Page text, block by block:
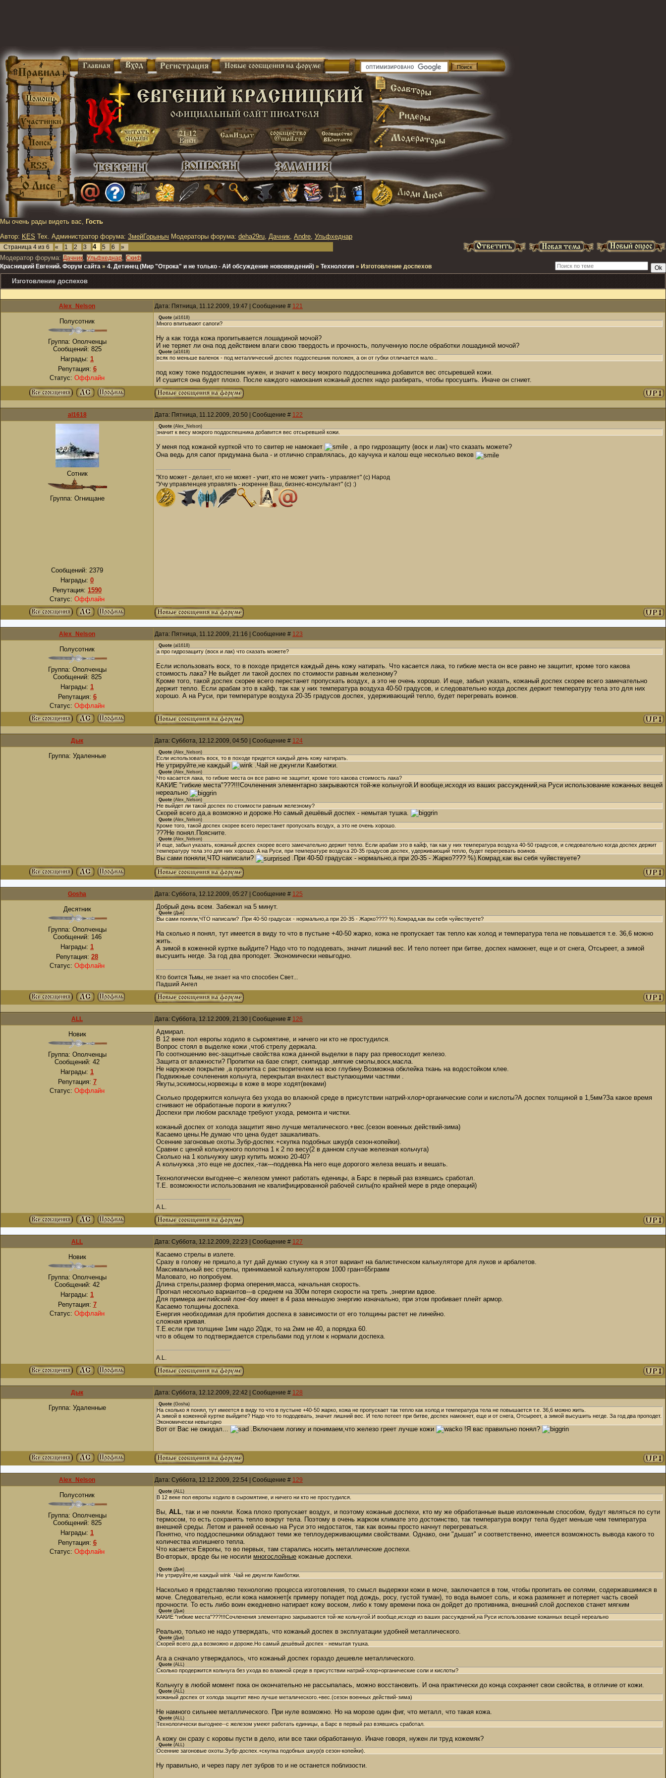
Мы очень рады видеть вас, Гость
Автор: KES Тех. Администратор форума: ЗмейГорыныч Модераторы форума: deha29ru, Дачник, Andre, Ульфхеднар
Страница 4 из 6 « 1 2 3 4 5 6 »
Модератор форума: Дачник, Ульфхеднар, Скиф
Красницкий Евгений. Форум сайта » 4. Детинец (Мир "Отрока" и не только - АИ обсуждение нововведений) » Технология » Изготовление доспехов
Изготовление доспехов
Alex_Nelson Дата: Пятница, 11.12.2009, 19:47 | Сообщение # 121
Полусотник
Группа: Ополченцы
Сообщений: 825
Награды: 1
Репутация: 6
Статус: Оффлайн
Quote (al1618)
Много впитывают сапоги?
Ну а как тогда кожа пропитывается лошадиной мочой?
И не теряет ли она под действием влаги свою твердость и прочность, полученную после обработки лошадиной мочой?
Quote (al1618)
всяк по меньше валенок - под металлический доспех поддоспешник положен, а он от губки отличается мало...
под кожу тоже поддоспешник нужен, и значит к весу мокрого поддоспешника добавится вес отсыревшей кожи.
И сушится она будет плохо. После каждого намокания кожаный доспех надо разбирать, чтобы просушить. Иначе он сгниет.
al1618 Дата: Пятница, 11.12.2009, 20:50 | Сообщение # 122
Сотник
Группа: Огнищане
Сообщений: 2379
Награды: 0
Репутация: 1590
Статус: Оффлайн
Quote (Alex_Nelson)
значит к весу мокрого поддоспешника добавится вес отсыревшей кожи.
У меня под кожаной курткой что то свитер не намокает
, а про гидрозащиту (воск и лак) что сказать можете?
Она ведь для сапог придумана была - и отлично справлялась, до каучука и калош еще несколько веков
"Кто может - делает, кто не может - учит, кто не может учить - управляет" (с) Народ
"Учу управленцев управлять - искренне Ваш, бизнес-консультант" (с) :)
Alex_Nelson Дата: Пятница, 11.12.2009, 21:16 | Сообщение # 123
Полусотник
Группа: Ополченцы
Сообщений: 825
Награды: 1
Репутация: 6
Статус: Оффлайн
Quote (al1618)
а про гидрозащиту (воск и лак) что сказать можете?
Если использовать воск, то в походе придется каждый день кожу натирать. Что касается лака, то гибкие места он все равно не защитит, кроме того какова
стоимость лака? Не выйдет ли такой доспех по стоимости равным железному?
Кроме того, такой доспех скорее всего перестанет пропускать воздух, а это не очень хорошо. И еще, забыл указать, кожаный доспех скорее всего замечательно
держит тепло. Если арабам это в кайф, так как у них температура воздуха 40-50 градусов, и следовательно когда доспех держит температуру тела это для них
хорошо. А на Руси, при температуре воздуха 20-35 градусов доспех, удерживающий тепло, будет перегревать воинов.
Дык Дата: Суббота, 12.12.2009, 04:50 | Сообщение # 124
Группа: Удаленные Quote (Alex_Nelson)
Если использовать воск, то в походе придется каждый день кожу натирать.
Не утрируйте,не каждый .Чай не джунгли Камботжи.
Quote (Alex_Nelson)
Что касается лака, то гибкие места он все равно не защитит, кроме того какова стоимость лака?
КАКИЕ "гибкие места"???!!!Сочленения элементарно закрываются той-же кольчугой.И вообще,исходя из ваших рассуждений,на Руси использование кожанных вещей
нереально
Quote (Alex_Nelson)
Не выйдет ли такой доспех по стоимости равным железному?
Скорей всего да,а возможно и дороже.Но самый дешёвый доспех - немытая тушка.
Quote (Alex_Nelson)
Кроме того, такой доспех скорее всего перестанет пропускать воздух, а это не очень хорошо.
???Не понял.Поясните.
Quote (Alex_Nelson)
И еще, забыл указать, кожаный доспех скорее всего замечательно держит тепло. Если арабам это в кайф, так как у них температура воздуха 40-50 градусов, и следовательно когда доспех держит
температуру тела это для них хорошо. А на Руси, при температуре воздуха 20-35 градусов доспех, удерживающий тепло, будет перегревать воинов.
Вы сами поняли,ЧТО написали? .При 40-50 градусах - нормально,а при 20-35 - Жарко???? %).Комрад,как вы себя чуйвствуете?
Gosha Дата: Суббота, 12.12.2009, 05:27 | Сообщение # 125
Десятник
Группа: Ополченцы
Сообщений: 146
Награды: 1
Репутация: 28
Статус: Оффлайн
Добрый день всем. Забежал на 5 минут.
Quote (Дык)
Вы сами поняли,ЧТО написали? .При 40-50 градусах - нормально,а при 20-35 - Жарко???? %).Комрад,как вы себя чуйвствуете?
На сколько я понял, тут имеется в виду то что в пустыне +40-50 жарко, кожа не пропускает так тепло как холод и температура тела не повышается т.е. 36,6 можно
жить.
А зимой в коженной куртке выйдите? Надо что то пододевать, значит лишний вес. И тело потеет при битве, доспех намокнет, еще и от снега, Отсыреет, а зимой
высушить негде. За год два проподет. Экономически невыгодно.
Кто боится Тьмы, не знает на что способен Свет...
Падший Ангел
ALL Дата: Суббота, 12.12.2009, 21:30 | Сообщение # 126
Новик
Группа: Ополченцы
Сообщений: 42
Награды: 1
Репутация: 7
Статус: Оффлайн
Адмирал.
В 12 веке пол европы ходило в сыромятине, и ничего ни кто не простудился.
Вопрос стоял в выделке кожи ,чтоб стрелу держала.
По соотношению вес-защитные свойства кожа данной выделки в пару раз превосходит железо.
Защита от влажности? Пропитки на базе спирт, скипидар ,мягкие смолы,воск,масла.
Не наружное покрытие ,а пропитка с растворителем на всю глубину.Возможна обклейка ткань на водостойком клее.
Подвижные сочленения кольчуга, перекрытая внахлест выступающими частями .
Якуты,эскимосы,норвежцы в коже в море ходят(веками)
Сколько продержится кольчуга без ухода во влажной среде в присутствии натрий-хлор+органические соли и кислоты?А доспех толщиной в 1,5мм?За какое время
сгнивают не обработаные пороги в жигулях?
Доспехи при любом раскладе требуют ухода, ремонта и чистки.
кожаный доспех от холода защитит явно лучше металического.+вес.(сезон военных действий-зима)
Касаемо цены.Не думаю что цена будет зашкаливать.
Осенние загоновые охоты.Зубр-доспех.+скупка подобных шкур(в сезон-копейки).
Сравни с ценой кольчужного полотна 1 к 2 по весу(2 в данном случае железная кольчуга)
Сколько на 1 кольчужку шкур купить можно 20-40?
А кольчужка ,это еще не доспех,-так---поддевка.На него еще дорогого железа вешать и вешать.
Технологически выгоднее--с железом умеют работать еденицы, а Барс в первый раз взявшись сработал.
Т.Е. возможности использования не квалифицированной рабочей силы(по крайней мере в ряде операций)
A.L.
ALL Дата: Суббота, 12.12.2009, 22:23 | Сообщение # 127
Новик
Группа: Ополченцы
Сообщений: 42
Награды: 1
Репутация: 7
Статус: Оффлайн
Касаемо стрелы в излете.
Сразу в голову не пришло,а тут дай думаю стукну ка я этот вариант на балистическом калькуляторе для луков и арбалетов.
Максимальный вес стрелы, принимаемой калькулятором 1000 гран=65грамм
Маловато, но попробуем.
Длина стрелы,размер форма оперения,масса, начальная скорость.
Прогнал несколько вариантов---в среднем на 300м потеря скорости на треть ,энергии вдвое.
Для примера английский лонг-боу имеет в 4 раза меньшую энергию изначально, при этом пробивает плейт армор.
Касаемо толщины доспеха.
Енергия необходимая для пробития доспеха в зависимости от его толщины растет не линейно.
сложная кривая.
Т.Е.если при толщине 1мм надо 20дж, то на 2мм не 40, а порядка 60.
что в общем то подтверждается стрельбами под углом к нормали доспеха.
A.L.
Дык Дата: Суббота, 12.12.2009, 22:42 | Сообщение # 128
Группа: Удаленные Quote (Gosha)
На сколько я понял, тут имеется в виду то что в пустыне +40-50 жарко, кожа не пропускает так тепло как холод и температура тела не повышается т.е. 36,6 можно жить.
А зимой в коженной куртке выйдите? Надо что то пододевать, значит лишний вес. И тело потеет при битве, доспех намокнет, еще и от снега, Отсыреет, а зимой высушить негде. За год два проподет.
Экономически невыгодно
Вот от Вас не ожидал... .Включаем логику и понимаем,что железо греет лучше кожи !Я вас правильно понял?
Alex_Nelson Дата: Суббота, 12.12.2009, 22:54 | Сообщение # 129
Полусотник
Группа: Ополченцы
Сообщений: 825
Награды: 1
Репутация: 6
Статус: Оффлайн
Quote (ALL)
В 12 веке пол европы ходило в сыромятине, и ничего ни кто не простудился.
Вы, ALL, так и не поняли. Кожа плохо пропускает воздух, и поэтому кожаные доспехи, кто му же обработанные выше изложенным способом, будут являться по сути
термосом, то есть сохранять тепло вокруг тела. Поэтому в очень жарком климате это достоинство, так температура вокруг тела будет меньше чем температура
внешней среды. Летом и ранней осенью на Руси это недостаток, так как воины просто начнут перегреваться.
Понятно, что поддоспешники обладают теми же теплоудерживающими свойствами. Однако, они "дышат" и соответственно, имеется возможность вывода какого то
количества излишнего тепла.
Что касается Европы, то во первых, там старались носить металлические доспехи.
Во-вторых, вроде бы не носили многослойные кожаные доспехи.
Quote (Дык)
Не утрируйте,не каждый wink .Чай не джунгли Камботжи.
Насколько я представляю технологию процесса изготовления, то смысл выдержки кожи в моче, заключается в том, чтобы пропитать ее солями, содержавшимися в
моче. Следовательно, если кожа намокнет(к примеру попадет под дождь, росу, густой туман), то вода вымоет соль, и кожа размякнет и потеряет часть своей
прочности. То есть либо воин ежедневно натирает кожу воском, либо к тому времени пока он дойдет до противника, внешний слой доспехов станет мягким
Quote (Дык)
КАКИЕ "гибкие места"???!!!Сочленения элементарно закрываются той-же кольчугой.И вообще,исходя из ваших рассуждений,на Руси использование кожанных вещей нереально
Реально, только не надо утверждать, что кожаный доспех в эксплуатации удобней металлического.
Quote (Дык)
Скорей всего да,а возможно и дороже.Но самый дешёвый доспех - немытая тушка.
Ага а сначало утверждалось, что кожаный доспех гораздо дешевле металлического.
Quote (ALL)
Сколько продержится кольчуга без ухода во влажной среде в присутствии натрий-хлор+органические соли и кислоты?
Кольчугу в любой момент пока он окончательно не рассыпалась, можно восстановить. И она практически до конца сохраняет свои свойства, в отличие от кожи.
Quote (ALL)
кожаный доспех от холода защитит явно лучше металического.+вес.(сезон военных действий-зима)
Не намного сильнее металлического. При нуле возможно. Но на морозе один фиг, что металл, что такая кожа.
Quote (ALL)
Технологически выгоднее--с железом умеют работать единицы, а Барс в первый раз взявшись сработал.
А кожу он сразу с коровы пусти в дело, или все таки обработанную. Иначе говоря, нужен ли труд кожемяк?
Quote (ALL)
Осенние загоновые охоты.Зубр-доспех.+скупка подобных шкур(в сезон-копейки).
Ну правильно, и через пару лет зубров то и не останется поблизости.